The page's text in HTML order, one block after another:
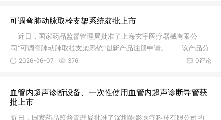
可调弯肺动脉取栓支架系统获批上市
近日，国家药品监督管理局批准了上海玄宇医疗器械有限公
司“可调弯肺动脉取栓支架系统”创新产品注册申请。 该产品分
为调弯
0评论
2026-06-07 376
血管内超声诊断设备、一次性使用血管内超声诊断导管获
批上市
近日，国家药品监督管理局批准了深圳皓影医疗科技有限公司的